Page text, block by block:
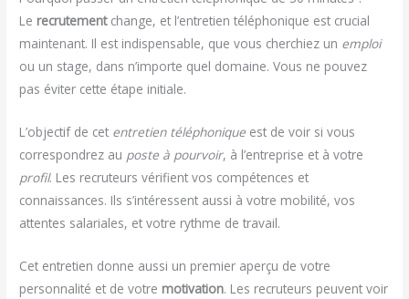
Le recrutementchange, et l’entretien téléphonique est crucial
maintenant. Il est indispensable, que vous cherchiez un emploi
ou un stage, dans n’importe quel domaine. Vous ne pouvez
pas éviter cette étape initiale.
L’objectif de cet entretien téléphonique est de voir si vous
correspondrez au poste à pourvoir, à l’entreprise et à votre
profil. Les recruteurs vérifient vos compétences et
connaissances. Ils s’intéressent aussi à votre mobilité, vos
attentes salariales, et votre rythme de travail.
Cet entretien donne aussi un premier aperçu de votre
personnalité et de votre motivation. Les recruteurs peuvent voir